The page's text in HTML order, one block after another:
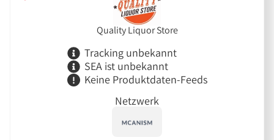
Quality Liquor Store
Tracking unbekannt
SEA ist unbekannt
Keine Produktdaten-Feeds
Netzwerk